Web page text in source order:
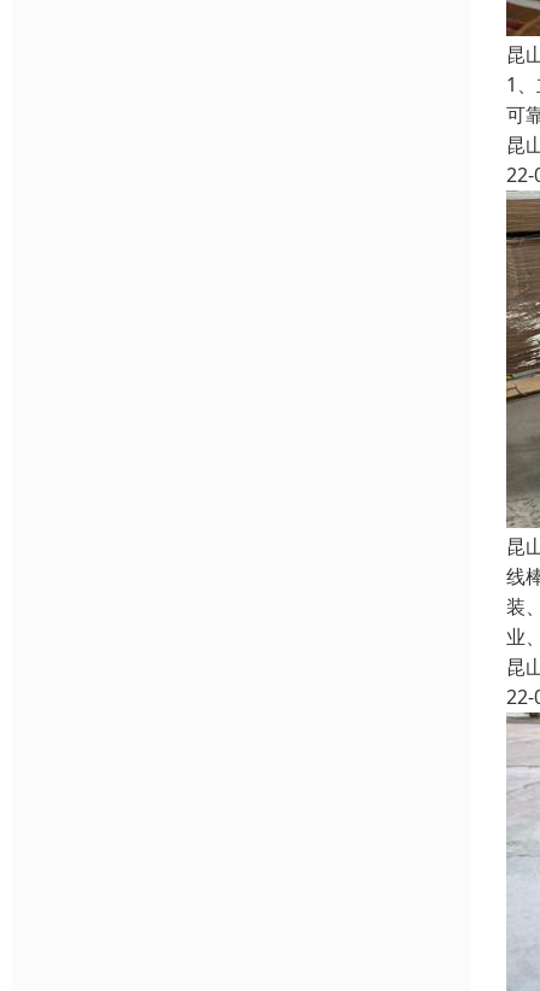
昆
1
可
昆
22-
昆
线
装
业
昆
22-